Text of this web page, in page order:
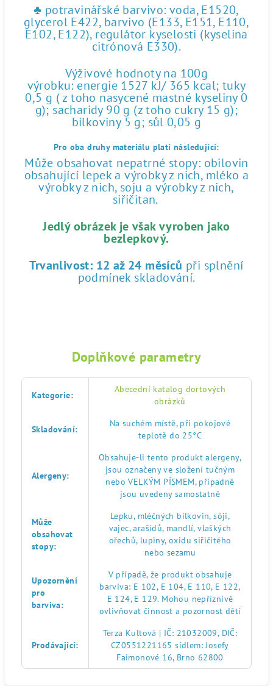
♣ potravinářské barvivo: voda, E1520,
glycerol E422, barvivo (E133, E151, E110,
E102, E122), regulátor kyselosti (kyselina
citrónová E330).
Výživové hodnoty na 100g
výrobku: energie 1527 kJ/ 365 kcal; tuky
0,5 g ( z toho nasycené mastné kyseliny 0
g); sacharidy 90 g (z toho cukry 15 g);
bílkoviny 5 g; sůl 0,05 g
Pro oba druhy materiálu platí následující:
Může obsahovat nepatrné stopy: obilovin
obsahující lepek a výrobky z nich, mléko a
výrobky z nich, soju a výrobky z nich,
siřičitan.
Jedlý obrázek je však vyroben jako
bezlepkový.
Trvanlivost: 12 až 24 měsíců při splnění
podmínek skladování.
Doplňkové parametry
Kategorie:
Abecední katalog dortových
obrázků
Skladování:
Na suchém místě, při pokojové
teplotě do 25°C
Alergeny:
Obsahuje-li tento produkt alergeny,
jsou označeny ve složení tučným
nebo VELKÝM PÍSMEM, případně
jsou uvedeny samostatně
Může
obsahovat
stopy:
Lepku, mléčných bílkovin, sóji,
vajec, arašídů, mandlí, vlaškých
ořechů, lupiny, oxidu siřičitého
nebo sezamu
Upozornění
pro
barviva:
V případě, že produkt obsahuje
barviva: E 102, E 104, E 110, E 122,
E 124, E 129. Mohou nepříznivě
ovlivňovat činnost a pozornost dětí
Prodávající:
Terza Kultová | IČ: 21032009, DIČ:
CZ0551221165 sídlem: Josefy
Faimonové 16, Brno 62800